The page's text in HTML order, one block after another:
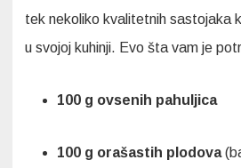
tek nekoliko kvalitetnih sastojaka
u svojoj kuhinji. Evo šta vam je
100 g ovsenih pahuljica
100 g orašastih plodova